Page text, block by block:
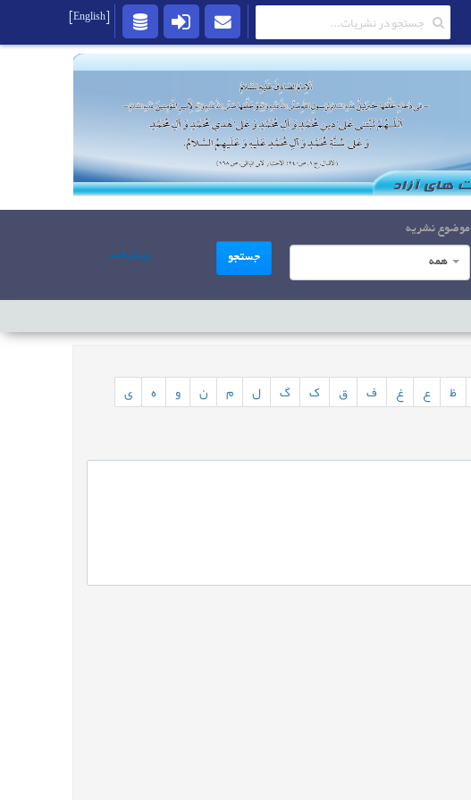
موضوع نشریه
همه جستجو پیشرفته
ظ ع غ ف ق ک گ ل م ن و ه ی